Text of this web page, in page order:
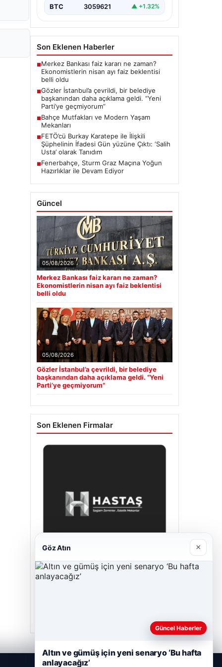
BTC 3059621 ▲ +1.32%
Son Eklenen Haberler
■Merkez Bankası faiz kararı ne zaman?
Ekonomistlerin nisan ayı faiz beklentisi
belli oldu
■Gözler İstanbul’a çevrildi, bir belediye
başkanından daha açıklama geldi. “Yeni
Parti’ye geçmiyorum”
■Bahçe Mutfakları ve Modern Yaşam
Mekanları
■FETÖ’cü Burkay Karatepe ile İlişkili
Şüphelinin İfadesi Gün yüzüne Çıktı: ‘Salih
Usta’ olarak Tanıdım
■Fenerbahçe, Sturm Graz Maçına Yoğun
Hazırlıklar ile Devam Ediyor
Güncel
05/08/2026
Merkez Bankası faiz kararı ne zaman?
Ekonomistlerin nisan ayı faiz beklentisi
belli oldu
05/08/2026
Gözler İstanbul’a çevrildi, bir belediye
başkanından daha açıklama geldi. “Yeni
Parti’ye geçmiyorum”
Son Eklenen Firmalar
Hastaş Beton
Göz Atın ×
Güncel Haberler
Altın ve gümüş için yeni senaryo ‘Bu hafta
anlayacağız’